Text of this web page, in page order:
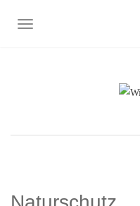
NAVIGATION